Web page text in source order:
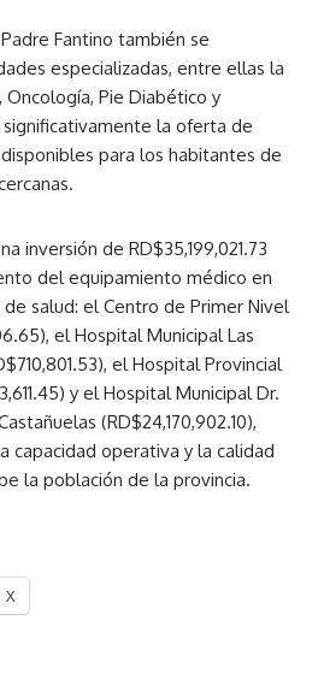
Fantino también se
especializadas, entre ellas la
Pie Diabético y
la oferta de
para los habitantes de
inversión de RD$35,199,021.73
del equipamiento médico en
salud: el Centro de Primer Nivel
el Hospital Municipal Las
el Hospital Provincial
y el Hospital Municipal Dr.
(RD$24,170,902.10),
capacidad operativa y la calidad
la población de la provincia.
X